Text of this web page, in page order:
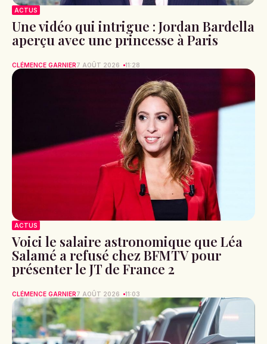
ACTUS
Une vidéo qui intrigue : Jordan Bardella
aperçu avec une princesse à Paris
CLÉMENCE GARNIER7 AOÛT 2026 11:28
ACTUS
Voici le salaire astronomique que Léa
Salamé a refusé chez BFMTV pour
présenter le JT de France 2
CLÉMENCE GARNIER7 AOÛT 2026 11:03